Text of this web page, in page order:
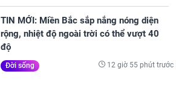
TIN MỚI: Miền Bắc sắp nắng nóng diện
rộng, nhiệt độ ngoài trời có thể vượt 40
độ
Đời sống 12 giờ 55 phút trước